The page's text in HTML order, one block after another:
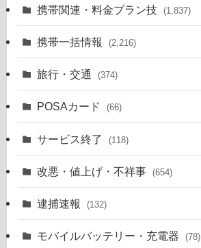
携帯関連・料金プラン技 (1,837)
携帯一括情報 (2,216)
旅行・交通 (374)
POSAカード (66)
サービス終了 (118)
改悪・値上げ・不祥事 (654)
逮捕速報 (132)
モバイルバッテリー・充電器 (78)